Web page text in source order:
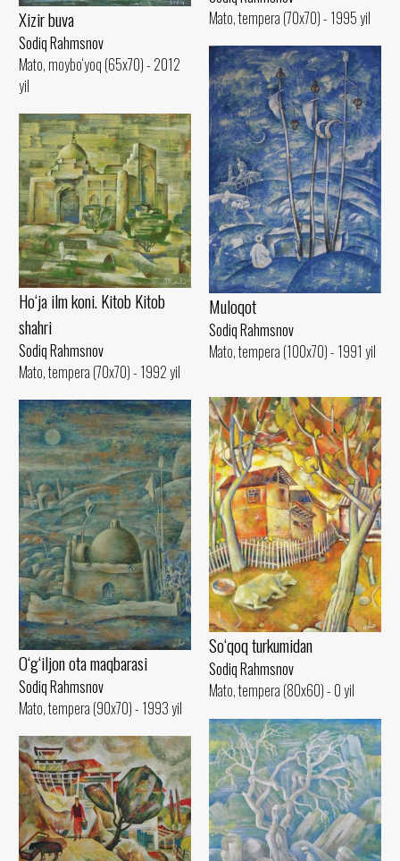
Mato, tempera (70x70) - 1995 yil
Xizir buva
Sodiq Rahmsnov
Mato, moybo‘yoq (65x70) - 2012
yil
Muloqot
Sodiq Rahmsnov
Mato, tempera (100x70) - 1991 yil
Ho‘ja ilm koni. Kitob Kitob
shahri
Sodiq Rahmsnov
Mato, tempera (70x70) - 1992 yil
So‘qoq turkumidan
Sodiq Rahmsnov
Mato, tempera (80x60) - 0 yil
O‘g‘iljon ota maqbarasi
Sodiq Rahmsnov
Mato, tempera (90x70) - 1993 yil